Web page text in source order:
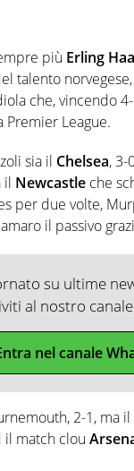
più Erling
talento
che, vincendo
Premier League.
sia il Chelsea, 3-
il Newcastle che
per due volte,
il passivo
su ultime
al nostro canale
nel canale
2-1, ma
il match clou